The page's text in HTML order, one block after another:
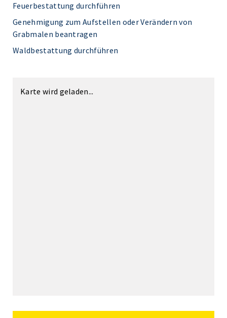
Feuerbestattung durchführen
Genehmigung zum Aufstellen oder Verändern von
Grabmalen beantragen
Waldbestattung durchführen
Karte wird geladen...